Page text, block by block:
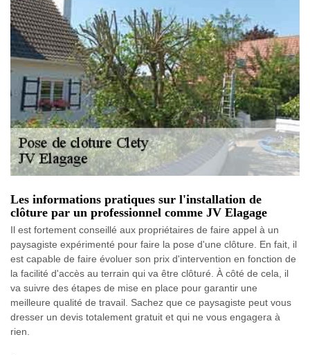
Les informations pratiques sur l'installation de
clôture par un professionnel comme JV Elagage
Il est fortement conseillé aux propriétaires de faire appel à un
paysagiste expérimenté pour faire la pose d'une clôture. En fait, il
est capable de faire évoluer son prix d'intervention en fonction de
la facilité d'accès au terrain qui va être clôturé. À côté de cela, il
va suivre des étapes de mise en place pour garantir une
meilleure qualité de travail. Sachez que ce paysagiste peut vous
dresser un devis totalement gratuit et qui ne vous engagera à
rien.